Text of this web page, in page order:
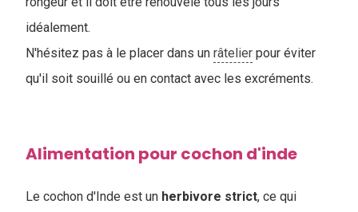
idéalement.
N'hésitez pas à le placer dans un râtelier pour éviter
qu'il soit souillé ou en contact avec les excréments.
Alimentation pour cochon d'inde
Le cochon d'Inde est un herbivore strict, ce qui